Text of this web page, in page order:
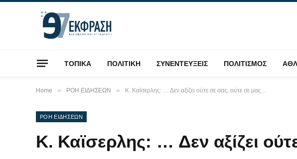
ΤΟΠΙΚΑ ΠΟΛΙΤΙΚΗ ΣΥΝΕΝΤΕΥΞΕΙΣ ΠΟΛΙΤΙΣΜΟΣ
Home » ΡΟΗ ΕΙΔΗΣΕΩΝ » Κ. Καϊσερλης: … Δεν αξίζει ούτε σε σας, ούτε σε μας…
ΡΟΗ ΕΙΔΗΣΕΩΝ
Κ. Καϊσερλης: … Δεν αξίζει